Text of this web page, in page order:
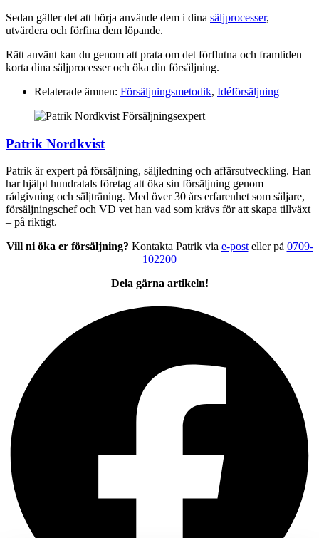
Sedan gäller det att börja använde dem i dina säljprocesser,
utvärdera och förfina dem löpande.
Rätt använt kan du genom att prata om det förflutna och framtiden
korta dina säljprocesser och öka din försäljning.
Relaterade ämnen: Försäljningsmetodik, Idéförsäljning
Patrik Nordkvist
Patrik är expert på försäljning, säljledning och affärsutveckling. Han
har hjälpt hundratals företag att öka sin försäljning genom
rådgivning och säljträning. Med över 30 års erfarenhet som säljare,
försäljningschef och VD vet han vad som krävs för att skapa tillväxt
– på riktigt.
Vill ni öka er försäljning? Kontakta Patrik via e-posteller på 0709-
102200
Dela gärna artikeln!